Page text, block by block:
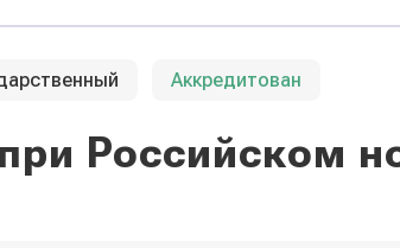
Аккредитован
Российском